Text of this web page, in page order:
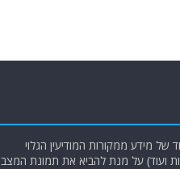
מידע ממקורות המודיעין הגלוי
ועוד) על מנת להביא את תמונת המצב